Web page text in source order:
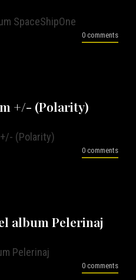
SpaceShipOne
0 comments
+/- (Polarity)
(Polarity)
0 comments
album Pelerinaj
Pelerinaj
0 comments